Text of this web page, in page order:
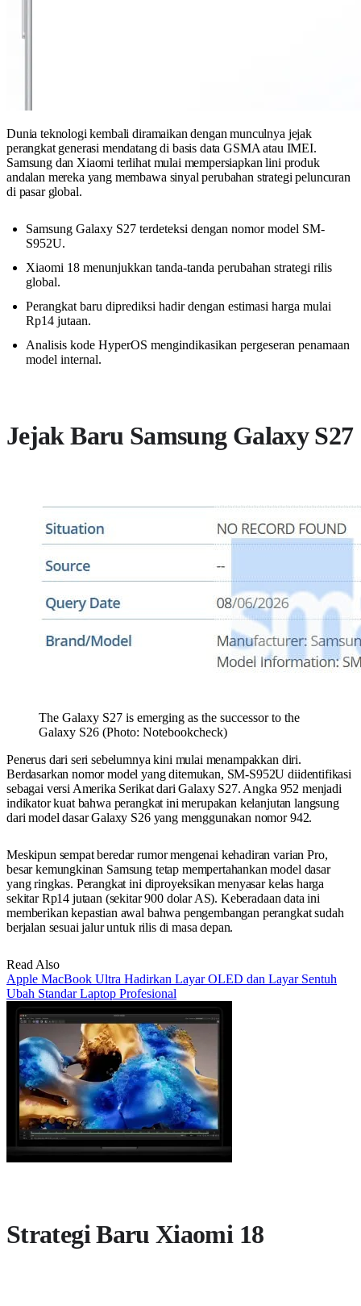
Dunia teknologi kembali diramaikan dengan munculnya jejak
perangkat generasi mendatang di basis data GSMA atau IMEI.
Samsung dan Xiaomi terlihat mulai mempersiapkan lini produk
andalan mereka yang membawa sinyal perubahan strategi peluncuran
di pasar global.
Samsung Galaxy S27 terdeteksi dengan nomor model SM-
S952U.
Xiaomi 18 menunjukkan tanda-tanda perubahan strategi rilis
global.
Perangkat baru diprediksi hadir dengan estimasi harga mulai
Rp14 jutaan.
Analisis kode HyperOS mengindikasikan pergeseran penamaan
model internal.
Jejak Baru Samsung Galaxy S27
The Galaxy S27 is emerging as the successor to the
Galaxy S26 (Photo: Notebookcheck)
Penerus dari seri sebelumnya kini mulai menampakkan diri.
Berdasarkan nomor model yang ditemukan, SM-S952U diidentifikasi
sebagai versi Amerika Serikat dari Galaxy S27. Angka 952 menjadi
indikator kuat bahwa perangkat ini merupakan kelanjutan langsung
dari model dasar Galaxy S26 yang menggunakan nomor 942.
Meskipun sempat beredar rumor mengenai kehadiran varian Pro,
besar kemungkinan Samsung tetap mempertahankan model dasar
yang ringkas. Perangkat ini diproyeksikan menyasar kelas harga
sekitar Rp14 jutaan (sekitar 900 dolar AS). Keberadaan data ini
memberikan kepastian awal bahwa pengembangan perangkat sudah
berjalan sesuai jalur untuk rilis di masa depan.
Read Also
Apple MacBook Ultra Hadirkan Layar OLED dan Layar Sentuh
Ubah Standar Laptop Profesional
Strategi Baru Xiaomi 18